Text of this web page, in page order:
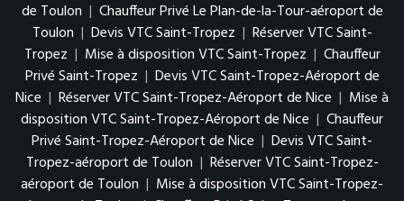
de Toulon | Chauffeur Privé Le Plan-de-la-Tour-aéroport de
Toulon | Devis VTC Saint-Tropez | Réserver VTC Saint-
Tropez | Mise à disposition VTC Saint-Tropez | Chauffeur
Privé Saint-Tropez | Devis VTC Saint-Tropez-Aéroport de
Nice | Réserver VTC Saint-Tropez-Aéroport de Nice | Mise à
disposition VTC Saint-Tropez-Aéroport de Nice | Chauffeur
Privé Saint-Tropez-Aéroport de Nice | Devis VTC Saint-
Tropez-aéroport de Toulon | Réserver VTC Saint-Tropez-
aéroport de Toulon | Mise à disposition VTC Saint-Tropez-